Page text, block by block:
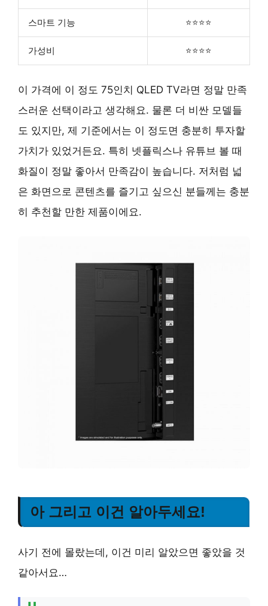
스마트 기능 ⭐⭐⭐⭐
가성비 ⭐⭐⭐⭐
이 가격에 이 정도 75인치 QLED TV라면 정말 만족
스러운 선택이라고 생각해요. 물론 더 비싼 모델들
도 있지만, 제 기준에서는 이 정도면 충분히 투자할
가치가 있었거든요. 특히 넷플릭스나 유튜브 볼 때
화질이 정말 좋아서 만족감이 높습니다. 저처럼 넓
은 화면으로 콘텐츠를 즐기고 싶으신 분들께는 충분
히 추천할 만한 제품이에요.
아 그리고 이건 알아두세요!
사기 전에 몰랐는데, 이건 미리 알았으면 좋았을 것
같아서요…